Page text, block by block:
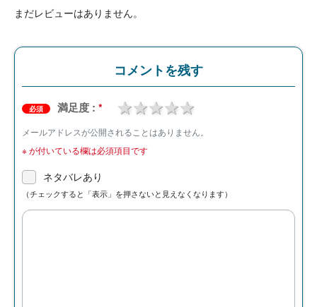
まだレビューはありません。
コメントを残す
必須 満足度 : * 4 stars
3 stars
2 stars
1 star
メールアドレスが公開されることはありません。
※が付いている欄は必須項目です
ネタバレあり
（チェックすると「表示」を押さないと見えなくなります）